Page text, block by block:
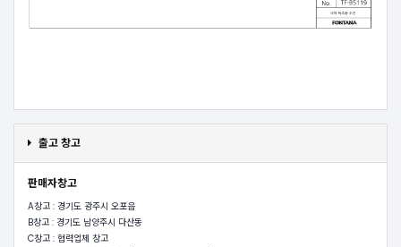
출고 창고
판매자창고
A창고 : 경기도 광주시 오포읍
B창고 : 경기도 남양주시 다산동
C창고 : 협력업체 창고